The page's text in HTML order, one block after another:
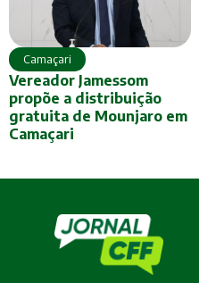
Camaçari
Vereador Jamessom
propõe a distribuição
gratuita de Mounjaro em
Camaçari